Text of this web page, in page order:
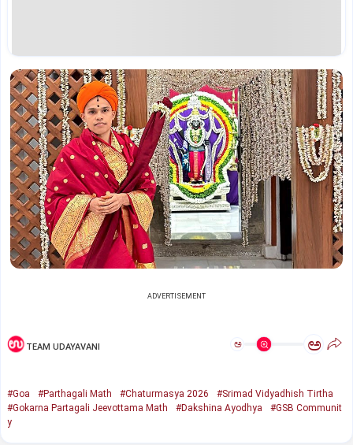
ADVERTISEMENT
TEAM UDAYAVANI ಅ ಅ
#Goa #Parthagali Math #Chaturmasya 2026
#Srimad Vidyadhish Tirtha
#Gokarna Partagali Jeevottama Math
#Dakshina Ayodhya
#GSB Communit
y